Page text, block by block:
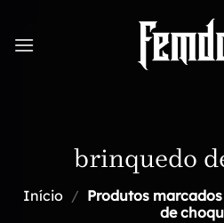
content
brinquedo
Início / Produtos
de